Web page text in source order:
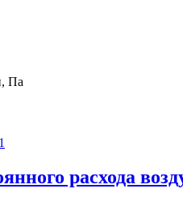
Па
расхода